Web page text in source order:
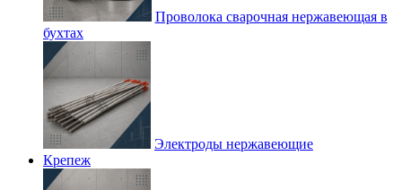
Проволока сварочная нержавеющая в
бухтах
Электроды нержавеющие
Крепеж